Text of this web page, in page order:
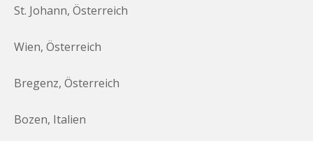
St. Johann, Österreich
Wien, Österreich
Bregenz, Österreich
Bozen, Italien